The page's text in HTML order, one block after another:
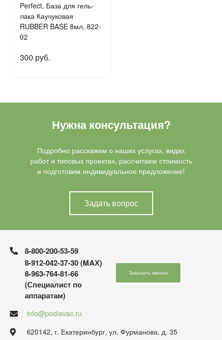
Perfect, База для гель-
лака Каучуковая
RUBBER BASE 8мл, 822-
02
300 руб.
Нужна консультация?
Подробно расскажем о наших услугах, видах
работ и типовых проектах, рассчитаем стоимость
и подготовим индивидуальное предложение!
Задать вопрос
8-800-200-53-59
8-912-042-37-30 (MAХ)
8-963-764-81-66
(Специалист по
аппаратам)
Заказать звонок
info@podiavac.ru
620142, г. Екатеринбург, ул. Фурманова, д. 35